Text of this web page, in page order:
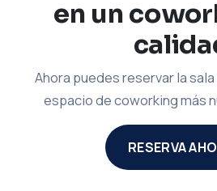
en un
Ahora puedes reservar la
espacio de coworking más
RESERVA